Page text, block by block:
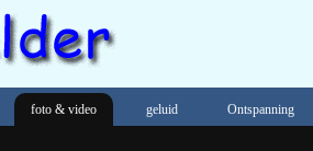
foto & video geluid Ontspanning